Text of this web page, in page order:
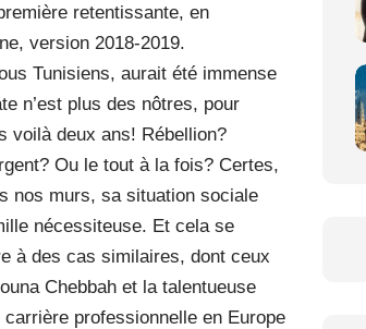
retentissante, en
version 2018-2019.
Tunisiens, aurait été immense
n’est plus des nôtres, pour
voilà deux ans! Rébellion?
Ou le tout à la fois? Certes,
nos murs, sa situation sociale
nécessiteuse. Et cela se
à des cas similaires, dont ceux
Chebbah et la talentueuse
professionnelle en Europe